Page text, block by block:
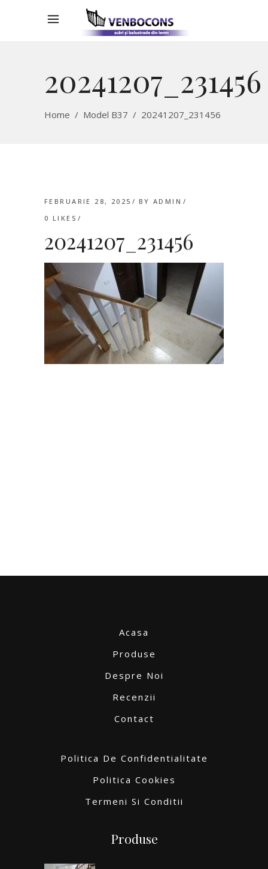
20241207_231456
Home / Model B37 / 20241207_231456
FEBRUARIE 28, 2025 BY ADMIN
0 LIKES
20241207_231456
Acasa
Produse
Despre Noi
Recenzii
Contact
Politica De Confidentialitate
Politica Cookies
Termeni Si Conditii
Produse